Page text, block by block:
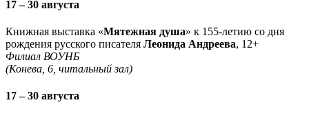
17 – 30 августа
Книжная выставка «Мятежная душа» к 155-летию со дня
рождения русского писателя Леонида Андреева, 12+
Филиал ВОУНБ
(Конева, 6, читальный зал)
17 – 30 августа